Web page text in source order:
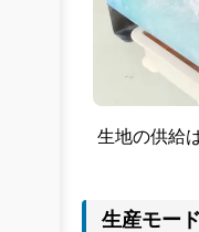
生地の供給
生産モー